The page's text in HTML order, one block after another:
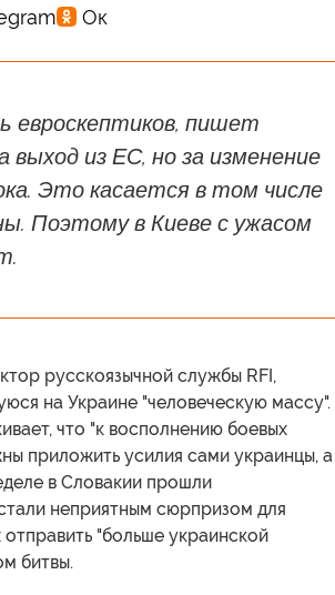
евроскептиков, пишет
из ЕС, но за изменение
Это касается в том числе
Поэтому в Киеве с ужасом
русскоязычной службы RFI,
на Украине "человеческую массу".
что "к восполнению боевых
приложить усилия сами украинцы, а
в Словакии прошли
неприятным сюрпризом для
"больше украинской
битвы.